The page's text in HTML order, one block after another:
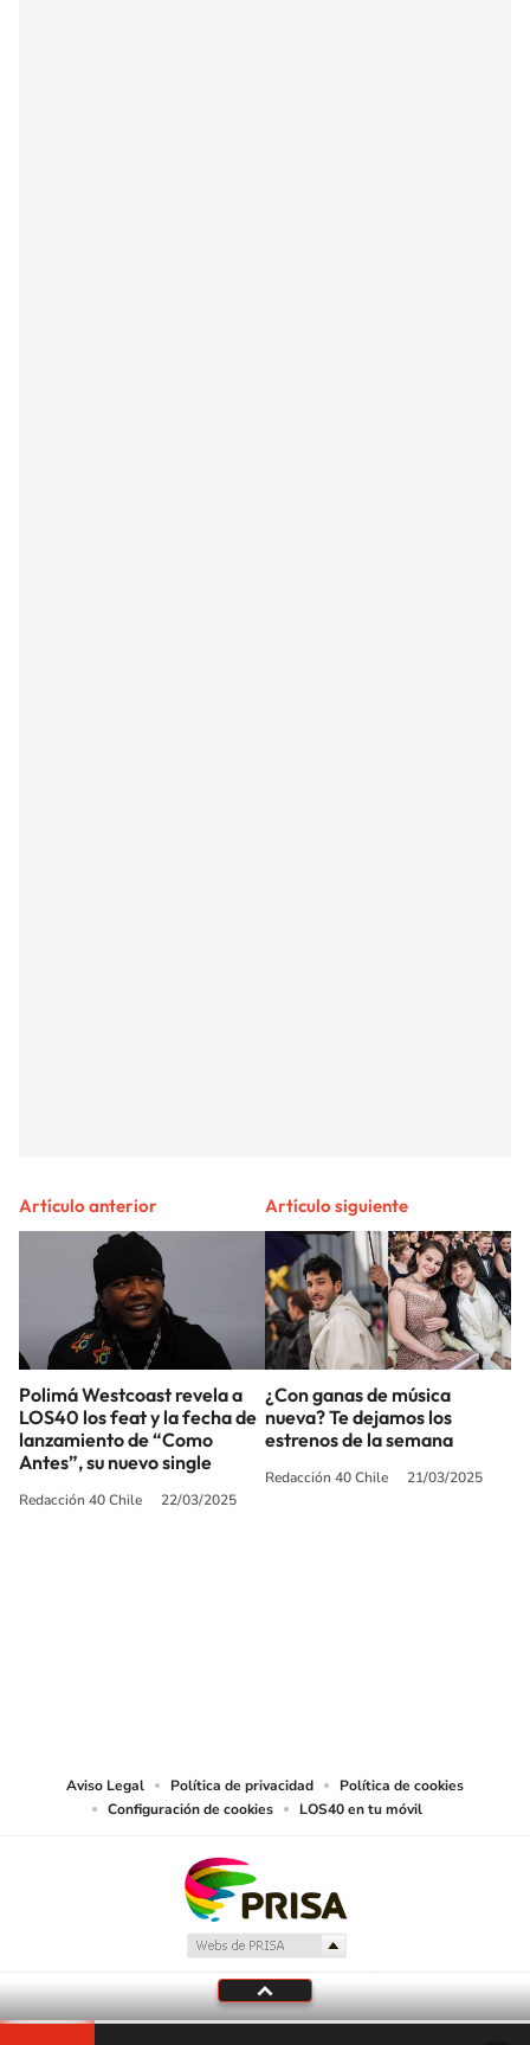
Artículo anterior
Polimá Westcoast revela a
LOS40 los feat y la fecha de
lanzamiento de “Como
Antes”, su nuevo single
Redacción 40 Chile 22/03/2025
Artículo siguiente
¿Con ganas de música
nueva? Te dejamos los
estrenos de la semana
Redacción 40 Chile 21/03/2025
Aviso Legal Política de privacidad
Política de cookies
Configuración de cookies
LOS40 en tu móvil